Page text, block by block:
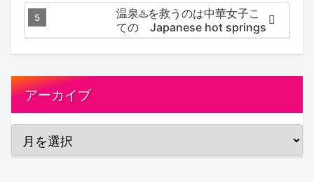
温泉♨️を救うのは中華女子こ
ての Japanese hot springs
アーカイブ